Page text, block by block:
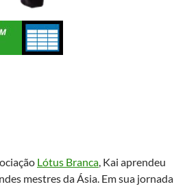
Lótus Branca, Kai aprendeu
mestres da Ásia. Em sua jornada